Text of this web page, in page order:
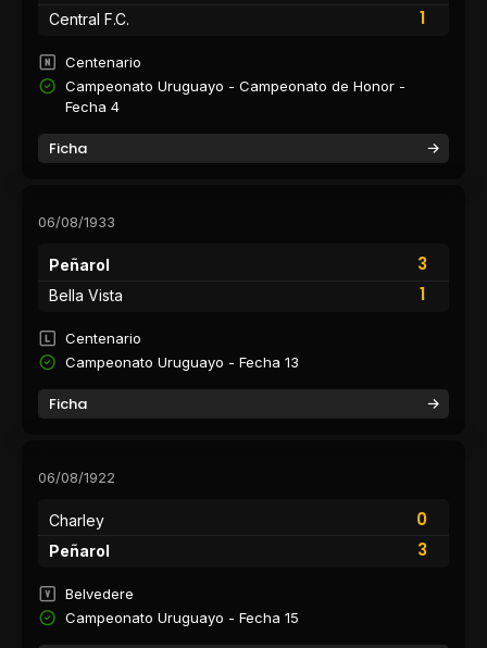
1
Central F.C.
Centenario
Campeonato Uruguayo - Campeonato de Honor -
Fecha 4
Ficha
06/08/1933
Peñarol
3
1
Bella Vista
Centenario
Campeonato Uruguayo - Fecha 13
Ficha
06/08/1922
Charley
0
3
Peñarol
Belvedere
Campeonato Uruguayo - Fecha 15